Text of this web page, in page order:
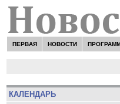
ПЕРВАЯ НОВОСТИ
КАЛЕНДАРЬ